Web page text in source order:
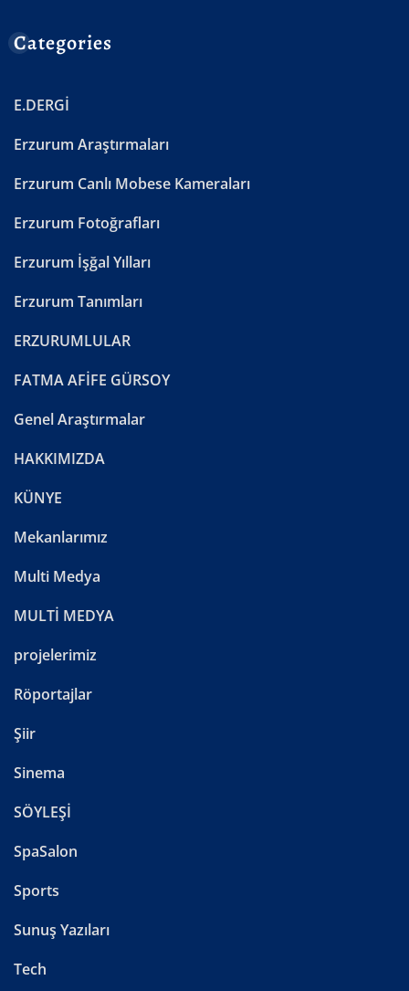
Categories
E.DERGİ
Erzurum Araştırmaları
Erzurum Canlı Mobese Kameraları
Erzurum Fotoğrafları
Erzurum İşğal Yılları
Erzurum Tanımları
ERZURUMLULAR
FATMA AFİFE GÜRSOY
Genel Araştırmalar
HAKKIMIZDA
KÜNYE
Mekanlarımız
Multi Medya
MULTİ MEDYA
projelerimiz
Röportajlar
Şiir
Sinema
SÖYLEŞİ
SpaSalon
Sports
Sunuş Yazıları
Tech